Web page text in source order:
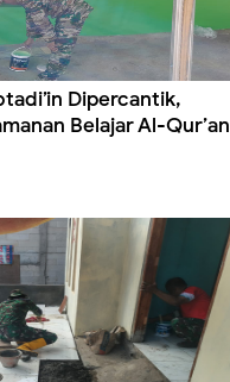
Dipercantik,
Belajar Al-Qur’an